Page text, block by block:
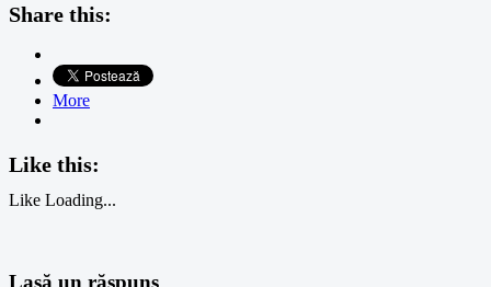
Share this:
More
Like this:
Like Loading...